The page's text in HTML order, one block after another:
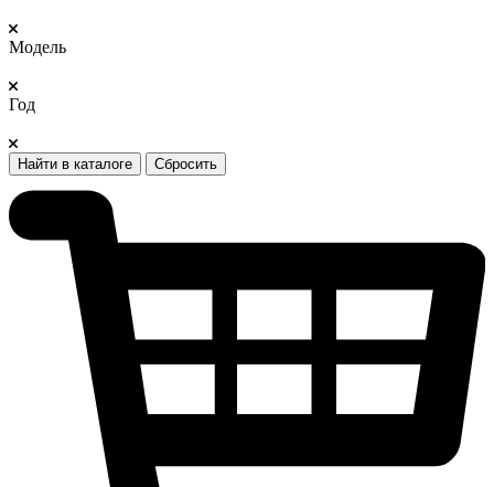
Модель
Год
Найти в каталоге Сбросить